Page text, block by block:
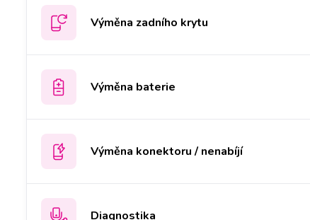
Výměna zadního krytu
Výměna baterie
Výměna konektoru / nenabíjí
Diagnostika